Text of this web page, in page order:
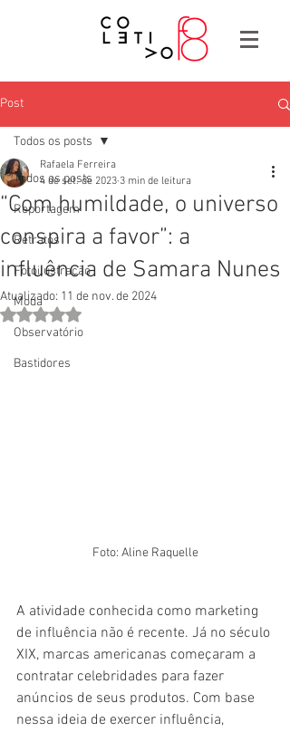
Post
Todos os posts
Reportagem
Retratos
Fotoilustração
Moda
Observatório
Bastidores
Todos os posts
“Com humildade, o universo
conspira a favor”: a
influência de Samara Nunes
Rafaela Ferreira
4 de set. de 2023 3 min de leitura
Atualizado: 11 de nov. de 2024
Avaliado com NaN de 5 estrelas.
Foto: Aline Raquelle
A atividade conhecida como marketing
de influência não é recente. Já no século
XIX, marcas americanas começaram a
contratar celebridades para fazer
anúncios de seus produtos. Com base
nessa ideia de exercer influência,